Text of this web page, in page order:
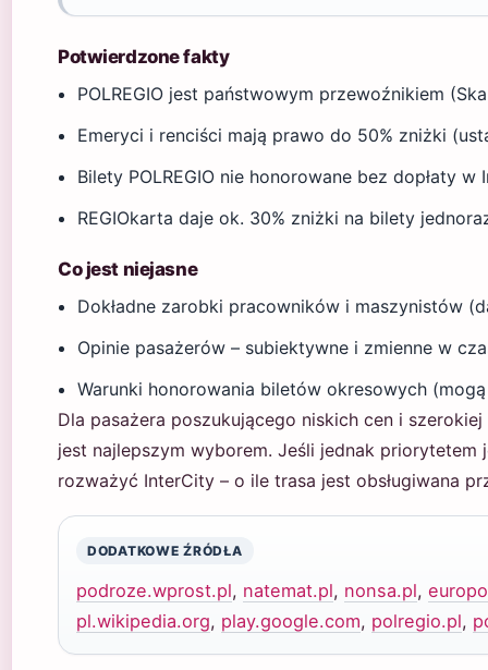
Potwierdzone fakty
POLREGIO jest państwowym przewoźnikiem
Emeryci i renciści mają prawo do 50% zniżki
Bilety POLREGIO nie honorowane bez dopłaty w
REGIOkarta daje ok. 30% zniżki na bilety
Co jest niejasne
Dokładne zarobki pracowników i maszynistów
Opinie pasażerów – subiektywne i zmienne w
Warunki honorowania biletów okresowych
Dla pasażera poszukującego niskich cen i szerokiej
jest najlepszym wyborem. Jeśli jednak
rozważyć InterCity – o ile trasa jest obsługiwana
DODATKOWE ŹRÓDŁA
podroze.wprost.pl, natemat.pl, nonsa.pl,
pl.wikipedia.org, play.google.com, polregio.pl,